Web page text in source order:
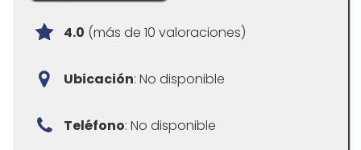
4.0 (más de 10 valoraciones)
Ubicación: No disponible
Teléfono: No disponible